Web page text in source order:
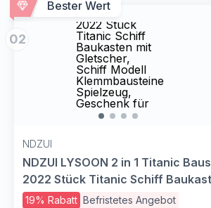
Bester Wert
02
Bauspielzeug,
2022 Stück
Titanic Schiff
Baukasten mit
Gletscher,
Schiff Modell
Klemmbausteine
Spielzeug,
Geschenk für
Erwachsene
NDZUI
NDZUI LYSOON 2 in 1 Titanic
2022 Stück Titanic Schiff
Gletscher, Schiff Modell
19% Rabatt Befristetes Angebot